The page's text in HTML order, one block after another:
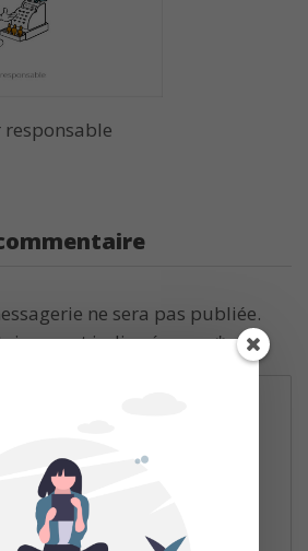
responsable
ne sera pas publiée.
sont indiqués avec*